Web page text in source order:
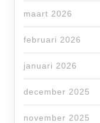
maart 2026
februari 2026
januari 2026
december 2025
november 2025